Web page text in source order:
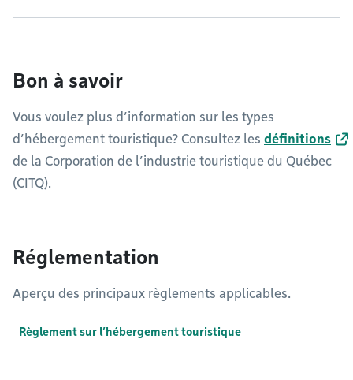
Bon à savoir
Vous voulez plus d’information sur les types
d’hébergement touristique? Consultez les définitions
de la Corporation de l’industrie touristique du Québec
(CITQ).
Réglementation
Aperçu des principaux règlements applicables.
Règlement sur l’hébergement touristique